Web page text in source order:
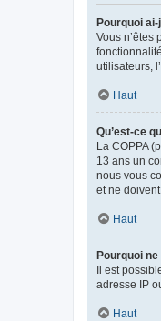
Pourquoi
Vous n’êtes
utilisateurs,
Haut
Qu’est-ce
La COPPA
13 ans un
nous vous
et ne
Haut
Pourquoi
Il est
adresse IP
Haut